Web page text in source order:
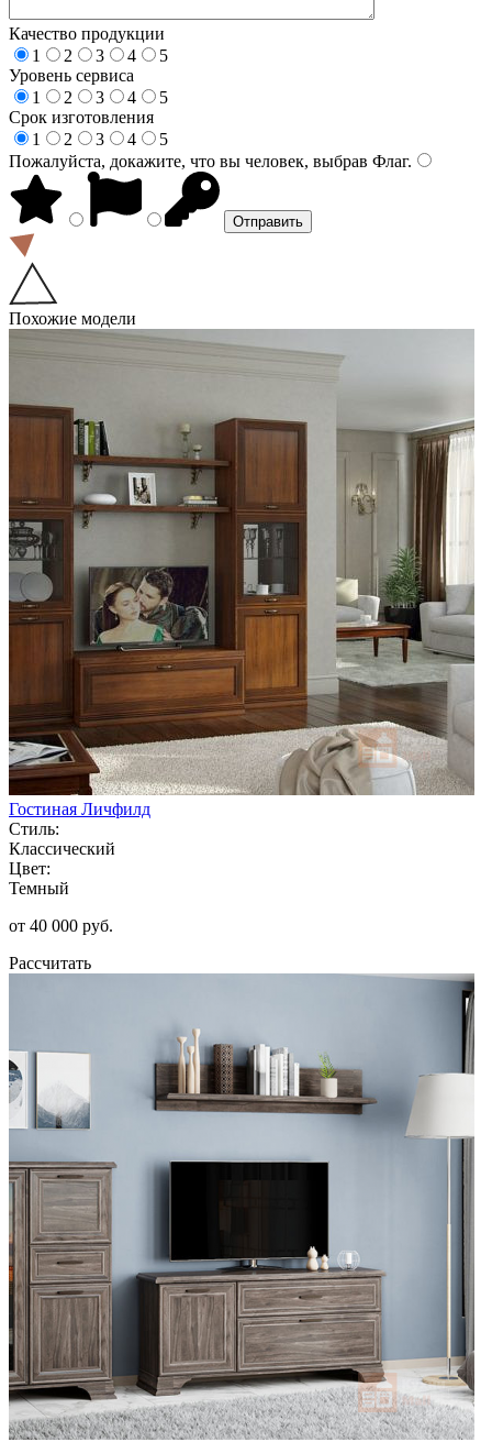
Качество продукции
1
2 3 4
5
Уровень сервиса
1
2 3 4
5
Срок изготовления
1
2 3 4
5
Пожалуйста, докажите, что вы человек, выбрав Флаг.
Похожие модели
Гостиная Личфилд
Стиль:
Классический
Цвет:
Темный
от 40 000 руб.
Рассчитать